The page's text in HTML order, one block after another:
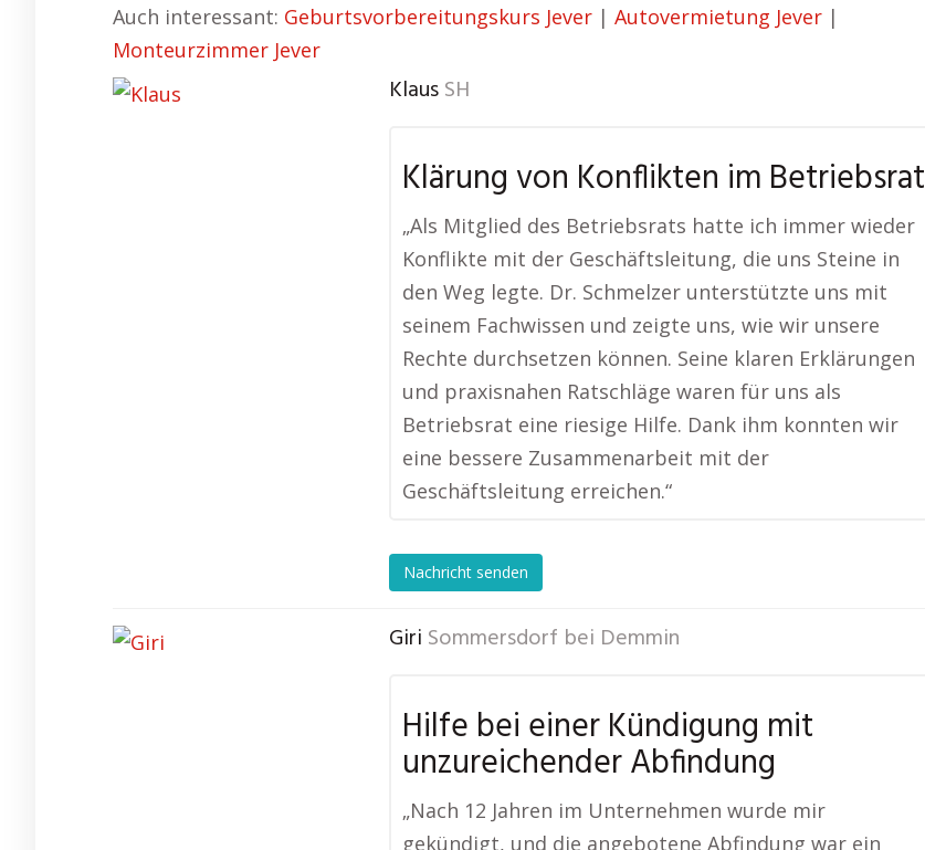
Auch interessant: Geburtsvorbereitungskurs Jever | Autovermietung Jever |
Monteurzimmer Jever
KlausSH
Klärung von Konflikten im Betriebsrat
„Als Mitglied des Betriebsrats hatte ich immer wieder
Konflikte mit der Geschäftsleitung, die uns Steine in
den Weg legte. Dr. Schmelzer unterstützte uns mit
seinem Fachwissen und zeigte uns, wie wir unsere
Rechte durchsetzen können. Seine klaren Erklärungen
und praxisnahen Ratschläge waren für uns als
Betriebsrat eine riesige Hilfe. Dank ihm konnten wir
eine bessere Zusammenarbeit mit der
Geschäftsleitung erreichen.“
Nachricht senden
Giri Sommersdorf bei Demmin
Hilfe bei einer Kündigung mit
unzureichender Abfindung
„Nach 12 Jahren im Unternehmen wurde mir
gekündigt, und die angebotene Abfindung war ein